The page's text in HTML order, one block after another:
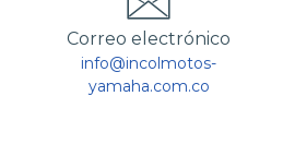
Correo electrónico
info@incolmotos-
yamaha.com.co